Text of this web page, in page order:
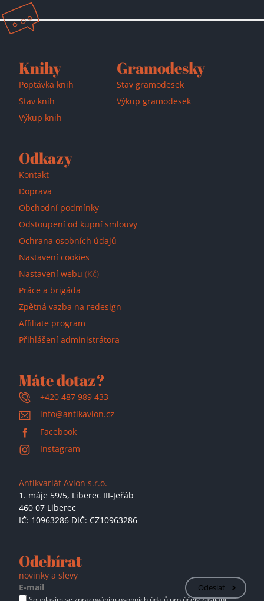
Knihy
Poptávka knih
Stav knih
Výkup knih
Gramodesky
Stav gramodesek
Výkup gramodesek
Odkazy
Kontakt
Doprava
Obchodní podmínky
Odstoupení od kupní smlouvy
Ochrana osobních údajů
Nastavení cookies
Nastavení webu (Kč)
Práce a brigáda
Zpětná vazba na redesign
Affiliate program
Přihlášení administrátora
Máte dotaz?
+420 487 989 433
info@antikavion.cz
Facebook
Instagram
Antikvariát Avion s.r.o.
1. máje 59/5, Liberec III-Jeřáb
460 07 Liberec
IČ: 10963286 DIČ: CZ10963286
Odebírat
novinky a slevy
Odeslat